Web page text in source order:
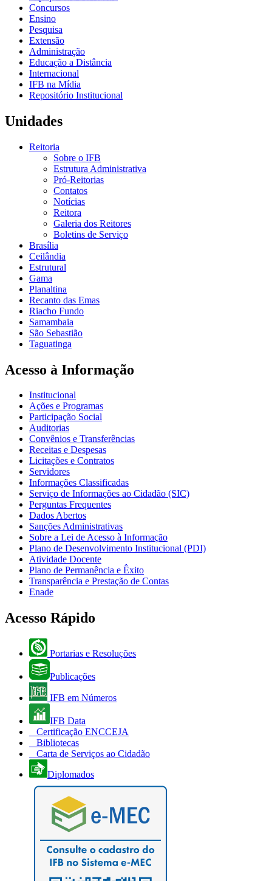
Concursos
Ensino
Pesquisa
Extensão
Administração
Educação a Distância
Internacional
IFB na Mídia
Repositório Institucional
Unidades
Reitoria
Sobre o IFB
Estrutura Administrativa
Pró-Reitorias
Contatos
Notícias
Reitora
Galeria dos Reitores
Boletins de Serviço
Brasília
Ceilândia
Estrutural
Gama
Planaltina
Recanto das Emas
Riacho Fundo
Samambaia
São Sebastião
Taguatinga
Acesso à Informação
Institucional
Ações e Programas
Participação Social
Auditorias
Convênios e Transferências
Receitas e Despesas
Licitações e Contratos
Servidores
Informações Classificadas
Serviço de Informações ao Cidadão (SIC)
Perguntas Frequentes
Dados Abertos
Sanções Administrativas
Sobre a Lei de Acesso à Informação
Plano de Desenvolvimento Institucional (PDI)
Atividade Docente
Plano de Permanência e Êxito
Transparência e Prestação de Contas
Enade
Acesso Rápido
Portarias e Resoluções
Publicações
IFB em Números
IFB Data
Certificação ENCCEJA
Bibliotecas
Carta de Serviços ao Cidadão
Diplomados